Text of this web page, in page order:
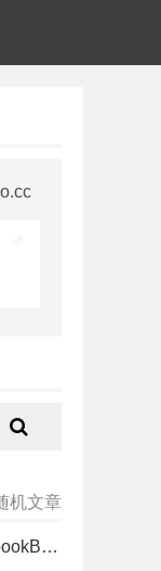
机文章
FacebookBBHI改写为了解FacebookBBHI